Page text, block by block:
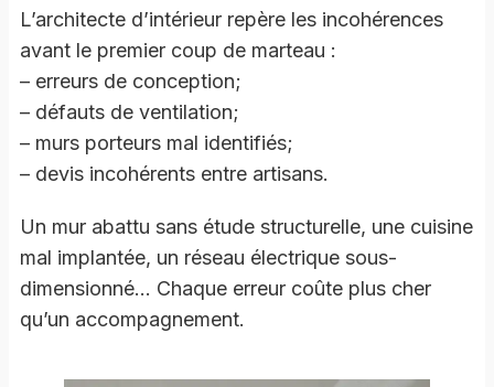
L’architecte d’intérieur repère les incohérences
avant le premier coup de marteau :
– erreurs de conception;
– défauts de ventilation;
– murs porteurs mal identifiés;
– devis incohérents entre artisans.
Un mur abattu sans étude structurelle, une cuisine
mal implantée, un réseau électrique sous-
dimensionné… Chaque erreur coûte plus cher
qu’un accompagnement.